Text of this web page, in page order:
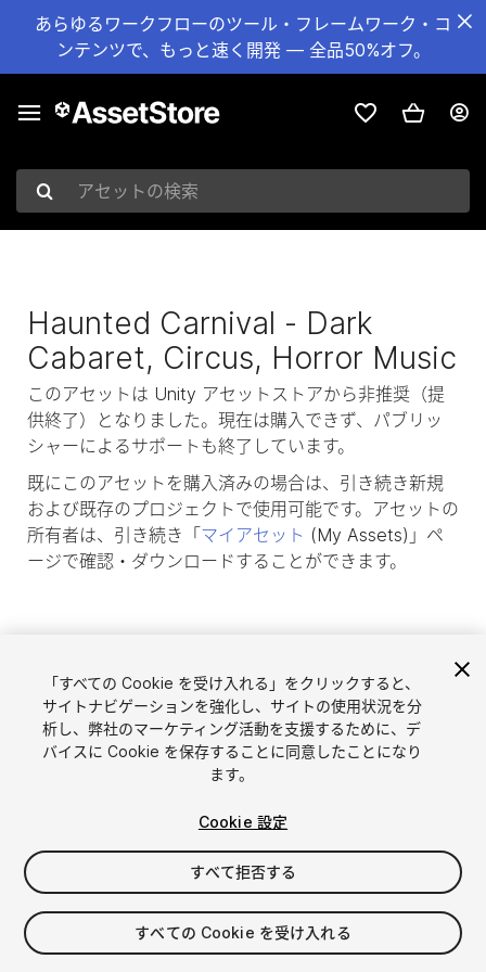
あらゆるワークフローのツール・フレームワーク・コ
ンテンツで、もっと速く開発 — 全品50%オフ。
アセットの検索
Haunted Carnival - Dark
Cabaret, Circus, Horror Music
このアセットは Unity アセットストアから非推奨（提
供終了）となりました。現在は購入できず、パブリッ
シャーによるサポートも終了しています。
既にこのアセットを購入済みの場合は、引き続き新規
および既存のプロジェクトで使用可能です。アセットの
所有者は、引き続き「 マイアセット (My Assets)」ペ
ージで確認・ダウンロードすることができます。
English
简体中文
한국어
日本語
アセットを販売
販売審査ガイドライン
Asset Store Tools
パブリッシャー管理画面
「すべての Cookie を受け入れる」をクリックすると、
サイトナビゲーションを強化し、サイトの使用状況を分
析し、弊社のマーケティング活動を支援するために、デ
バイスに Cookie を保存することに同意したことになり
ます。
Cookie 設定
すべて拒否する
すべての Cookie を受け入れる